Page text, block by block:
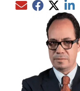
Compartir el
Compartir el